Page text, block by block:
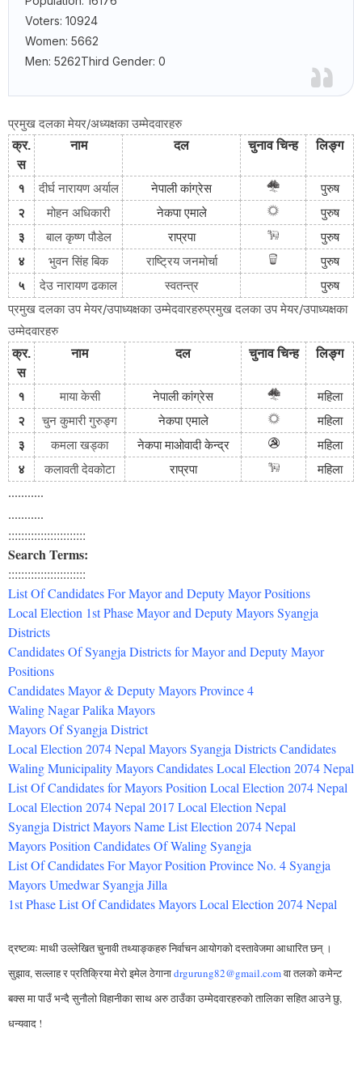
Voters: 10924
Women: 5662
Men: 5262Third Gender: 0
प्रमुख दलका मेयर/अध्यक्षका उम्मेदवारहरु
क्र.
स
नाम दल चुनाव चिन्ह लिङ्ग
१ दीर्घ नारायण अर्याल नेपाली कांग्रेस
पुरुष
२
मोहन अधिकारी नेकपा एमाले
पुरुष
३
बाल कृष्ण पौडेल राप्रपा
पुरुष
४
भुवन सिंह बिक राष्ट्रिय जनमोर्चा
पुरुष
५
देउ नारायण ढकाल स्वतन्त्र पुरुष
प्रमुख दलका उप मेयर/उपाध्यक्षका उम्मेदवारहरुप्रमुख दलका उप मेयर/उपाध्यक्षका
उम्मेदवारहरु
क्र.
स
नाम दल चुनाव चिन्ह लिङ्ग
१ माया केसी नेपाली कांग्रेस
महिला
२
चुन कुमारी गुरुङ्ग नेकपा एमाले
महिला
३
कमला खड्का नेकपा माओवादी केन्द्र
महिला
४
कलावती देवकोटा राप्रपा महिला
...........
...........
::::::::::::::::::::::::
Search Terms:
::::::::::::::::::::::::
List Of Candidates For Mayor and Deputy Mayor Positions
Local Election 1st Phase Mayor and Deputy Mayors Syangja
Districts
Candidates Of Syangja Districts for Mayor and Deputy Mayor
Positions
Candidates Mayor & Deputy Mayors Province 4
Waling Nagar Palika Mayors
Mayors Of Syangja District
Local Election 2074 Nepal Mayors Syangja Districts Candidates
Waling Municipality Mayors Candidates Local Election 2074 Nepal
List Of Candidates for Mayors Position Local Election 2074 Nepal
Local Election 2074 Nepal 2017 Local Election Nepal
Syangja District Mayors Name List Election 2074 Nepal
Mayors Position Candidates Of Waling Syangja
List Of Candidates For Mayor Position Province No. 4 Syangja
Mayors Umedwar Syangja Jilla
1st Phase List Of Candidates Mayors Local Election 2074 Nepal
द्रष्टव्यःमाथी उल्लेखित चुनावी तथ्याङ्कहरु निर्वाचन आयोगको दस्तावेजमा आधारित छन् ।
सुझाव, सल्लाह र प्रतिक्रिया मेरो इमेल ठेगानाdrgurung82@gmail.comवा तलको कमेन्ट
बक्स मा पाउँ भन्दै सुनौलो विहानीका साथ अरु ठाउँका उम्मेदवारहरुको तालिका सहित आउने छु,
धन्यवाद !